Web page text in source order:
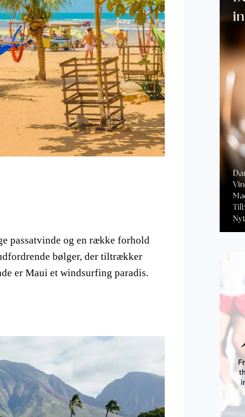
passatvinde og en række forhold
bølger, der tiltrækker
er Maui et windsurfing paradis.